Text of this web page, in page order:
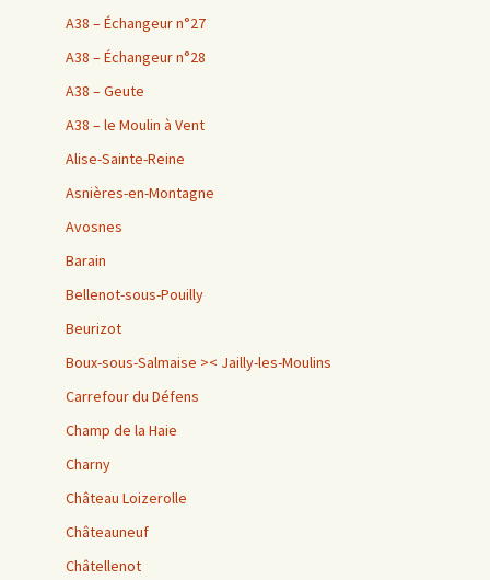
A38 – Échangeur n°27
A38 – Échangeur n°28
A38 – Geute
A38 – le Moulin à Vent
Alise-Sainte-Reine
Asnières-en-Montagne
Avosnes
Barain
Bellenot-sous-Pouilly
Beurizot
Boux-sous-Salmaise >< Jailly-les-Moulins
Carrefour du Défens
Champ de la Haie
Charny
Château Loizerolle
Châteauneuf
Châtellenot